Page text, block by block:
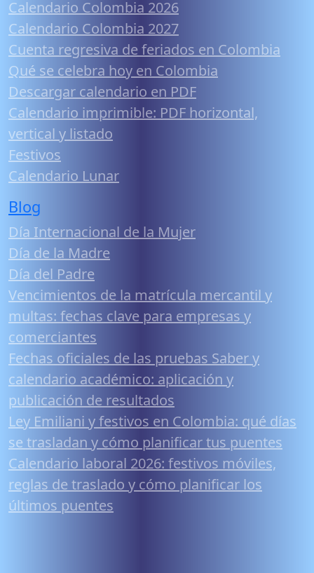
Calendario Colombia 2026
Calendario Colombia 2027
Cuenta regresiva de feriados en Colombia
Qué se celebra hoy en Colombia
Descargar calendario en PDF
Calendario imprimible: PDF horizontal,
vertical y listado
Festivos
Calendario Lunar
Blog
Día Internacional de la Mujer
Día de la Madre
Día del Padre
Vencimientos de la matrícula mercantil y
multas: fechas clave para empresas y
comerciantes
Fechas oficiales de las pruebas Saber y
calendario académico: aplicación y
publicación de resultados
Ley Emiliani y festivos en Colombia: qué días
se trasladan y cómo planificar tus puentes
Calendario laboral 2026: festivos móviles,
reglas de traslado y cómo planificar los
últimos puentes